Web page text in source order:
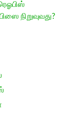
நிறுவுவது?